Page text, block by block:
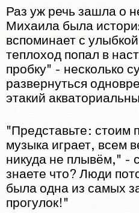
Раз уж речь зашла о
Михаила была
вспоминает с
теплоход попал в
пробку" - несколько
развернуться
этакий
"Представьте: стоим
музыка играет, всем
никуда не плывём," -
знаете что? Люди
была одна из самых
прогулок!"